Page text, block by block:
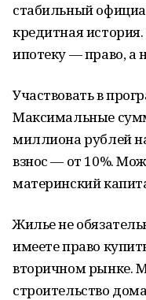
стабильный
кредитная
ипотеку — право, а
Участвовать в
Максимальные
миллиона рублей
взнос — от 10%.
материнский
Жилье не
имеете право
вторичном рынке.
строительство